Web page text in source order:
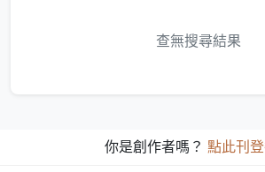
查無搜尋結果
你是創作者嗎？ 點此刊